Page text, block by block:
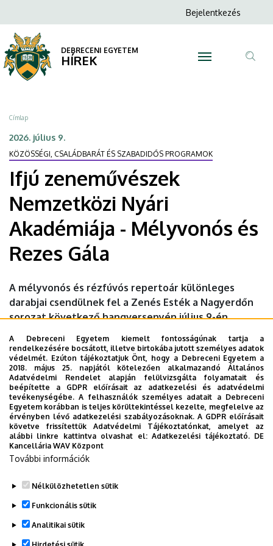
zeneművészek
Nemzetközi
Nyári
Akadémiája
Mélyvonós
és
Rezes
Gála
DEBRECENI
EGYETEM
a
tartalomra
Anonim
menüje
Bejelentkezés
DEBRECENI EGYETEM
HÍREK
Morzsa
Címlap
2026. július 9.
KÖZÖSSÉGI, CSALÁDBARÁT ÉS SZABADIDŐS PROGRAMOK
Ifjú zeneművészek
Nemzetközi Nyári
Akadémiája - Mélyvonós és
Rezes Gála
A mélyvonós és rézfúvós repertoár különleges
darabjai csendülnek fel a Zenés Esték a Nagyerdőn
sorozat következő hangversenyén július 9-én,
Időpont: 2026. július 9., csütörtök 19 óra
Helyszín: Zeneművészeti Kar, Liszt terem
További részletek:
https://ymsa.unideb.hu/esemenynaptar/melyvonos-es-
rezes-gala
A Debreceni Egyetem kiemelt fontosságúnak tartja a
rendelkezésére bocsátott, illetve birtokába jutott személyes adatok
védelmét. Ezúton tájékoztatjuk Önt, hogy a Debreceni Egyetem a
2018. május 25. napjától kötelezően alkalmazandó Általános
Adatvédelmi Rendelet alapján felülvizsgálta folyamatait és
beépítette a GDPR előírásait az adatkezelési és adatvédelmi
tevékenységébe. A felhasználók személyes adatait a Debreceni
Egyetem korábban is teljes körültekintéssel kezelte, megfelelve az
érvényben lévő adatkezelési szabályozásoknak. A GDPR előírásait
követve frissítettük Adatvédelmi Tájékoztatónkat, amelyet az
alábbi linkre kattintva olvashat el:Adatkezelési tájékoztató. DE
Kancellária WAV Központ
További információk
Nélkülözhetetlen sütik
Funkcionális sütik
Analitikai sütik